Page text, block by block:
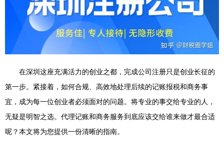
在深圳这座充满活力的创业之都，完成公司注册只是创业长征的
第一步。紧接着，如何合规、高效地处理后续的记账报税和商务事
宜，成为每一位创业者必须面对的问题。将专业的事交给专业的人，
无疑是明智之选。代理记账和商务服务到底应该交给谁来做才最合适
呢？本文将为您提供一份清晰的指南。